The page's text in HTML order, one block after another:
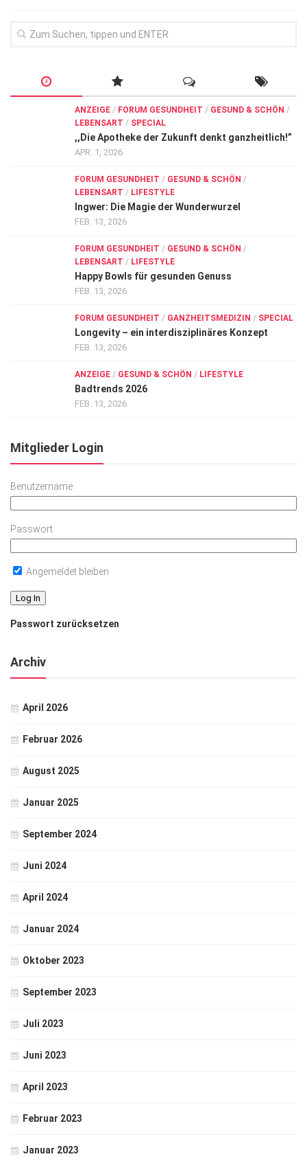
ANZEIGE / FORUM GESUNDHEIT / GESUND & SCHÖN /
LEBENSART / SPECIAL
,,Die Apotheke der Zukunft denkt ganzheitlich!”
APR. 1, 2026
FORUM GESUNDHEIT / GESUND & SCHÖN /
LEBENSART / LIFESTYLE
Ingwer: Die Magie der Wunderwurzel
FEB. 13, 2026
FORUM GESUNDHEIT / GESUND & SCHÖN /
LEBENSART / LIFESTYLE
Happy Bowls für gesunden Genuss
FEB. 13, 2026
FORUM GESUNDHEIT / GANZHEITSMEDIZIN / SPECIAL
Longevity – ein interdisziplinäres Konzept
FEB. 13, 2026
ANZEIGE / GESUND & SCHÖN / LIFESTYLE
Badtrends 2026
FEB. 13, 2026
Mitglieder Login
Benutzername
Passwort
Angemeldet bleiben
Passwort zurücksetzen
Archiv
April 2026
Februar 2026
August 2025
Januar 2025
September 2024
Juni 2024
April 2024
Januar 2024
Oktober 2023
September 2023
Juli 2023
Juni 2023
April 2023
Februar 2023
Januar 2023